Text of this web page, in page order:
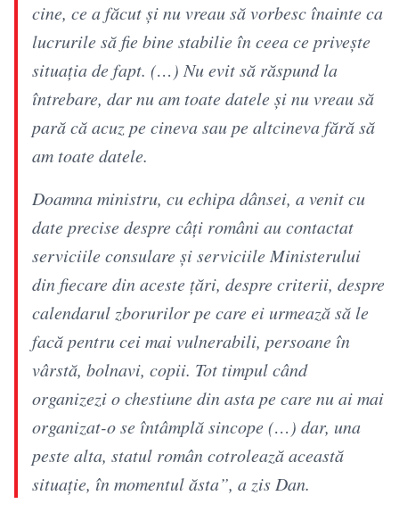
cine, ce a făcut şi nu vreau să vorbesc înainte ca
lucrurile să fie bine stabilie în ceea ce priveşte
situaţia de fapt. (…) Nu evit să răspund la
întrebare, dar nu am toate datele şi nu vreau să
pară că acuz pe cineva sau pe altcineva fără să
am toate datele.
Doamna ministru, cu echipa dânsei, a venit cu
date precise despre câţi români au contactat
serviciile consulare şi serviciile Ministerului
din fiecare din aceste ţări, despre criterii, despre
calendarul zborurilor pe care ei urmează să le
facă pentru cei mai vulnerabili, persoane în
vârstă, bolnavi, copii. Tot timpul când
organizezi o chestiune din asta pe care nu ai mai
organizat-o se întâmplă sincope (…) dar, una
peste alta, statul român cotrolează această
situaţie, în momentul ăsta”, a zis Dan.